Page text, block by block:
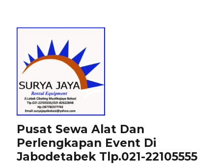
Pusat Sewa Alat Dan
Perlengkapan Event Di
Jabodetabek Tlp.021-22105555